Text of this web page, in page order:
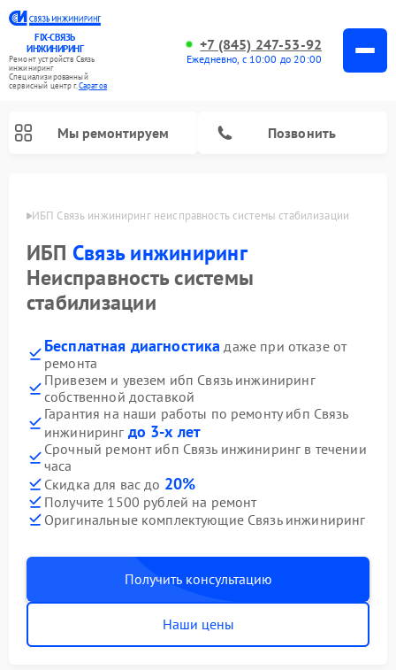
FIX-СВЯЗЬ
ИНЖИНИРИНГ
Ремонт устройств Связь
инжиниринг
Специализированный
cервисный центр г.Саратов
+7 (845) 247-53-92
Ежедневно, с 10:00 до 20:00
Мы ремонтируем Позвонить
ИБП Связь инжиниринг неисправность системы стабилизации
ИБП Связь инжиниринг
Неисправность системы
стабилизации
Бесплатная диагностика даже при отказе от
ремонта
Привезем и увезем ибп Связь инжиниринг
собственной доставкой
Гарантия на наши работы по ремонту ибп Связь
инжиниринг до 3-х лет
Срочный ремонт ибп Связь инжиниринг в течении
часа
Скидка для вас до 20%
Получите 1500 рублей на ремонт
Оригинальные комплектующие Связь инжиниринг
Получить консультацию
Наши цены